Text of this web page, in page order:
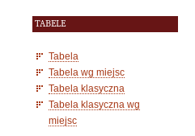
TABELE
Tabela
Tabela wg miejsc
Tabela klasyczna
Tabela klasyczna wg
miejsc